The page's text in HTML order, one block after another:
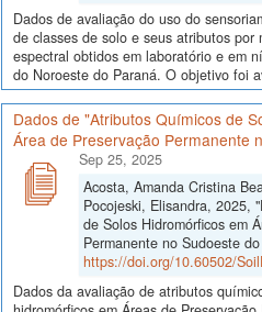
Dados de avaliação do uso do
de classes de solo e seus atributos por
espectral obtidos em laboratório e em
do Noroeste do Paraná. O objetivo foi
Dados de "Atributos Químicos de
Área de Preservação Permanente
Sep 25, 2025
Acosta, Amanda Cristina
Pocojeski, Elisandra, 2025,
de Solos Hidromórficos em
Permanente no Sudoeste
https://doi.org/10.60502/
Dados da avaliação de atributos